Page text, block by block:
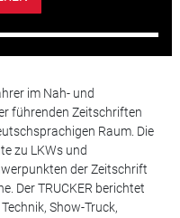
im Nah- und
führenden Zeitschriften
Raum. Die
zu LKWs und
der Zeitschrift
Der TRUCKER berichtet
Show-Truck,